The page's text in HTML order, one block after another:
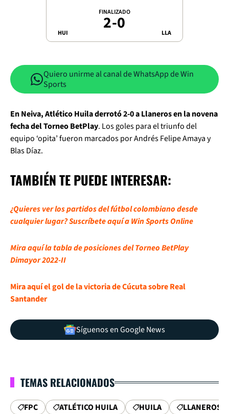
HUI
FINALIZADO
2-0 LLA
Quiero unirme al canal de WhatsApp de Win
Sports
En Neiva, Atlético Huila derrotó 2-0 a Llaneros en la novena
fecha del Torneo BetPlay. Los goles para el triunfo del
equipo ‘opita’ fueron marcados por Andrés Felipe Amaya y
Blas Díaz.
TAMBIÉN TE PUEDE INTERESAR:
¿Quieres ver los partidos del fútbol colombiano desde
cualquier lugar? Suscríbete aquí a Win Sports Online
Mira aquí la tabla de posiciones del Torneo BetPlay
Dimayor 2022-II
Mira aquí el gol de la victoria de Cúcuta sobre Real
Santander
Síguenos en Google News
TEMAS RELACIONADOS
FPC ATLÉTICO HUILA HUILA LLANEROS